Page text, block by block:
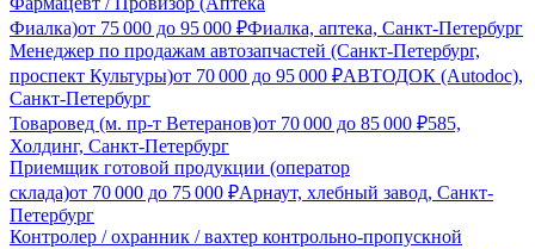
Фиалка)от 75 000 до 95 000 ₽Фиалка, аптека, Санкт-Петербург
Менеджер по продажам автозапчастей (Санкт-Петербург,
проспект Культуры)от 70 000 до 95 000 ₽АВТОДОК (Autodoc),
Санкт-Петербург
Товаровед (м. пр-т Ветеранов)от 70 000 до 85 000 ₽585,
Холдинг, Санкт-Петербург
Приемщик готовой продукции (оператор
склада)от 70 000 до 75 000 ₽Арнаут, хлебный завод, Санкт-
Петербург
Контролер / охранник / вахтер контрольно-пропускной